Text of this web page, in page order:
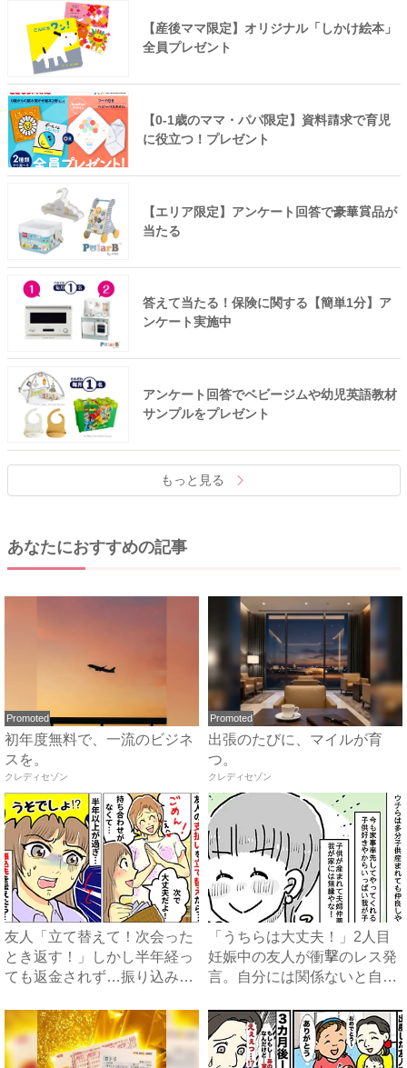
【産後ママ限定】オリジナル「しかけ絵本」
全員プレゼント
【0-1歳のママ・パパ限定】資料請求で育児
に役立つ！プレゼント
【エリア限定】アンケート回答で豪華賞品が
当たる
答えて当たる！保険に関する【簡単1分】ア
ンケート実施中
アンケート回答でベビージムや幼児英語教材
サンプルをプレゼント
もっと見る
あなたにおすすめの記事
Promoted
初年度無料で、一流のビジネ
スを。
クレディセゾン
Promoted
出張のたびに、マイルが育
つ。
クレディセゾン
友人「立て替えて！次会った
とき返す！」しかし半年経っ
ても返金されず…振り込み先
「うちらは大丈夫！」2人目
妊娠中の友人が衝撃のレス発
言。自分には関係ないと自信